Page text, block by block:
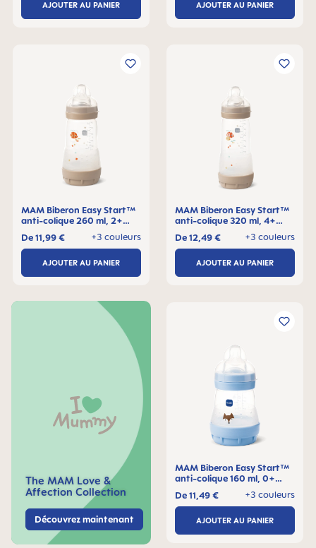
The MAM Love &
Affection Collection
Découvrez maintenant
AJOUTER AU PANIER AJOUTER AU PANIER
MAM Biberon Easy Start™
anti-colique 260 ml, 2+
+3 couleurs
De11,99 €
AJOUTER AU PANIER
MAM Biberon Easy Start™
anti-colique 320 ml, 4+
+3 couleurs
De12,49 €
AJOUTER AU PANIER
MAM Biberon Easy Start™
anti-colique 160 ml, 0+
+3 couleurs
De11,49 €
AJOUTER AU PANIER